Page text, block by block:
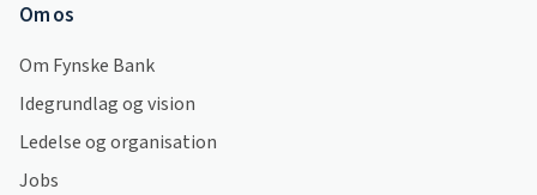
Om os
Om Fynske Bank
Idegrundlag og vision
Ledelse og organisation
Jobs